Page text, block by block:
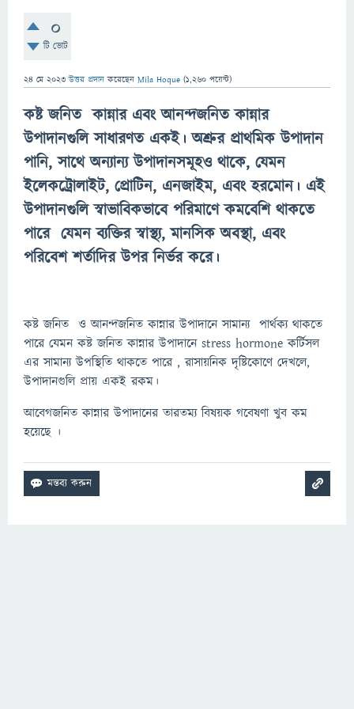
0
টি ভোট
24 মে 2023 উত্তর প্রদান করেছেন Mila Hoque (1,260 পয়েন্ট)
কষ্ট জনিত কান্নার এবং আনন্দজনিত কান্নার
উপাদানগুলি সাধারণত একই। অশ্রুর প্রাথমিক উপাদান
পানি, সাথে অন্যান্য উপাদানসমূহও থাকে, যেমন
ইলেকট্রোলাইট, প্রোটিন, এনজাইম, এবং হরমোন। এই
উপাদানগুলি স্বাভাবিকভাবে পরিমাণে কমবেশি থাকতে
পারে যেমন ব্যক্তির স্বাস্থ্য, মানসিক অবস্থা, এবং
পরিবেশ শর্তাদির উপর নির্ভর করে।
কষ্ট জনিত ও আনন্দজনিত কান্নার উপাদানে সামান্য পার্থক্য থাকতে
পারে যেমন কষ্ট জনিত কান্নার উপাদানে stress hormone কর্টিসল
এর সামান্য উপস্থিতি থাকতে পারে , রাসায়নিক দৃষ্টিকোণে দেখলে,
উপাদানগুলি প্রায় একই রকম।
আবেগজনিত কান্নার উপাদানের তারতম্য বিষয়ক গবেষণা খুব কম
হয়েছে ।